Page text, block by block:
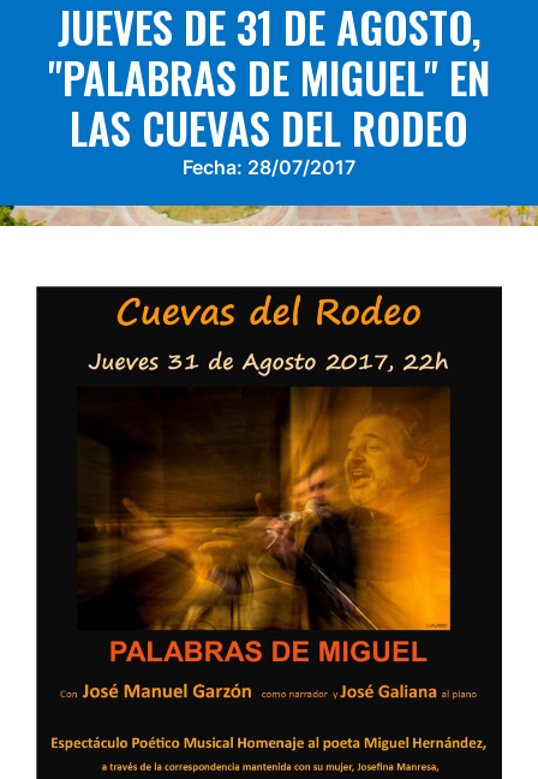
JUEVES DE 31 DE AGOSTO,
"PALABRAS DE MIGUEL" EN
LAS CUEVAS DEL RODEO
Fecha: 28/07/2017